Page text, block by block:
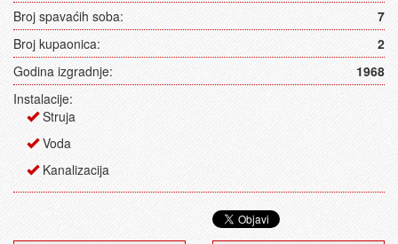
Broj spavaćih soba:
7
Broj kupaonica:
2
Godina izgradnje:
1968
Instalacije:
Struja
Voda
Kanalizacija